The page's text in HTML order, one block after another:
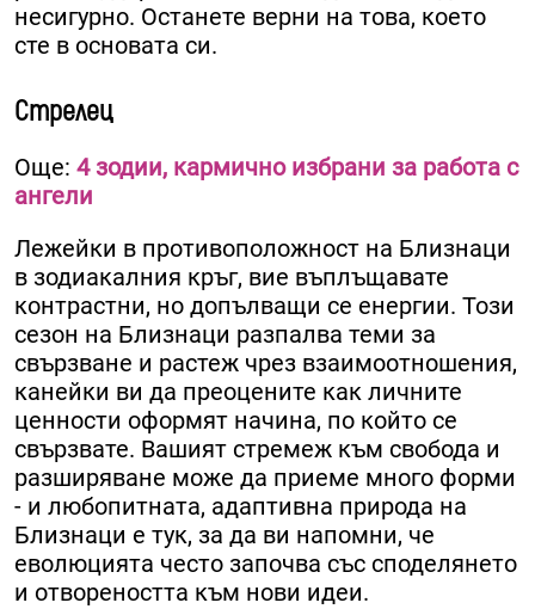
несигурно. Останете верни на това, което
сте в основата си.
Стрелец
Още: 4 зодии, кармично избрани за работа с
ангели
Лежейки в противоположност на Близнаци
в зодиакалния кръг, вие въплъщавате
контрастни, но допълващи се енергии. Този
сезон на Близнаци разпалва теми за
свързване и растеж чрез взаимоотношения,
канейки ви да преоцените как личните
ценности оформят начина, по който се
свързвате. Вашият стремеж към свобода и
разширяване може да приеме много форми
- и любопитната, адаптивна природа на
Близнаци е тук, за да ви напомни, че
еволюцията често започва със споделянето
и отвореността към нови идеи.